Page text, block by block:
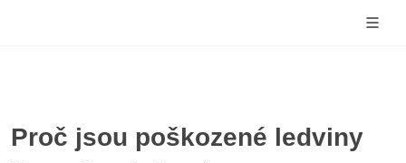
Proč jsou poškozené ledviny